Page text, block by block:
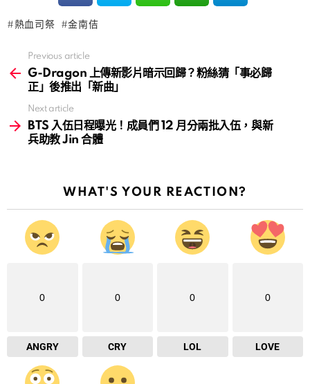
熱血司祭 金南佶
more
Previous article
G-Dragon 上傳新影片暗示回歸？粉絲猜「事必歸
正」後推出「新曲」
Next article
BTS 入伍日程曝光！成員們 12 月分兩批入伍，與新
兵助教 Jin 合體
WHAT'S YOUR REACTION?
0
ANGRY
0
CRY
0
LOL
0
LOVE